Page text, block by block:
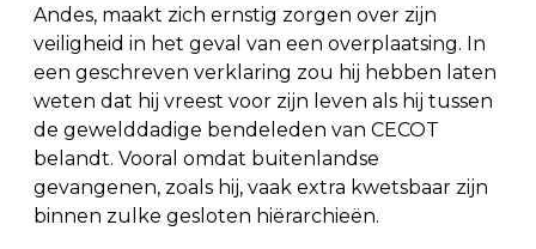
Andes, maakt zich ernstig zorgen over zijn
veiligheid in het geval van een overplaatsing. In
een geschreven verklaring zou hij hebben laten
weten dat hij vreest voor zijn leven als hij tussen
de gewelddadige bendeleden van CECOT
belandt. Vooral omdat buitenlandse
gevangenen, zoals hij, vaak extra kwetsbaar zijn
binnen zulke gesloten hiërarchieën.